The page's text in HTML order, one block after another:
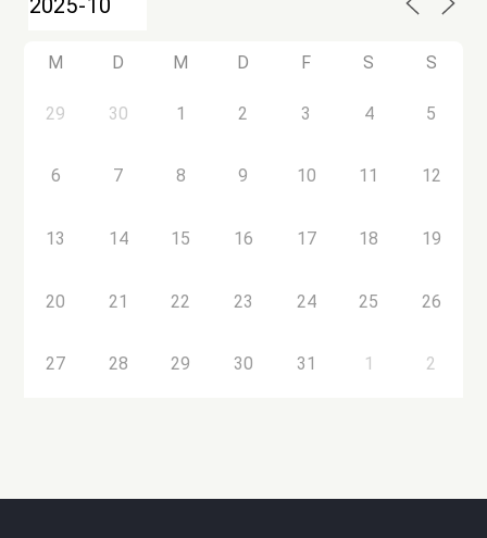
M D M D F S S
29 30 1 2 3 4 5
6 7 8 9 10 11 12
13 14 15 16 17 18 19
20 21 22 23 24 25 26
27 28 29 30 31 1 2